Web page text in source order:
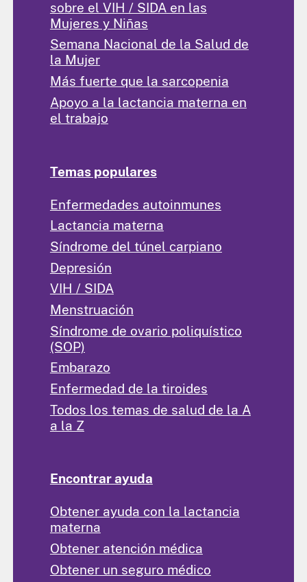
sobre el VIH / SIDA en las
Mujeres y Niñas
Semana Nacional de la Salud de
la Mujer
Más fuerte que la sarcopenia
Apoyo a la lactancia materna en
el trabajo
Temas populares
Enfermedades autoinmunes
Lactancia materna
Síndrome del túnel carpiano
Depresión
VIH / SIDA
Menstruación
Síndrome de ovario poliquístico
(SOP)
Embarazo
Enfermedad de la tiroides
Todos los temas de salud de la A
a la Z
Encontrar ayuda
Obtener ayuda con la lactancia
materna
Obtener atención médica
Obtener un seguro médico